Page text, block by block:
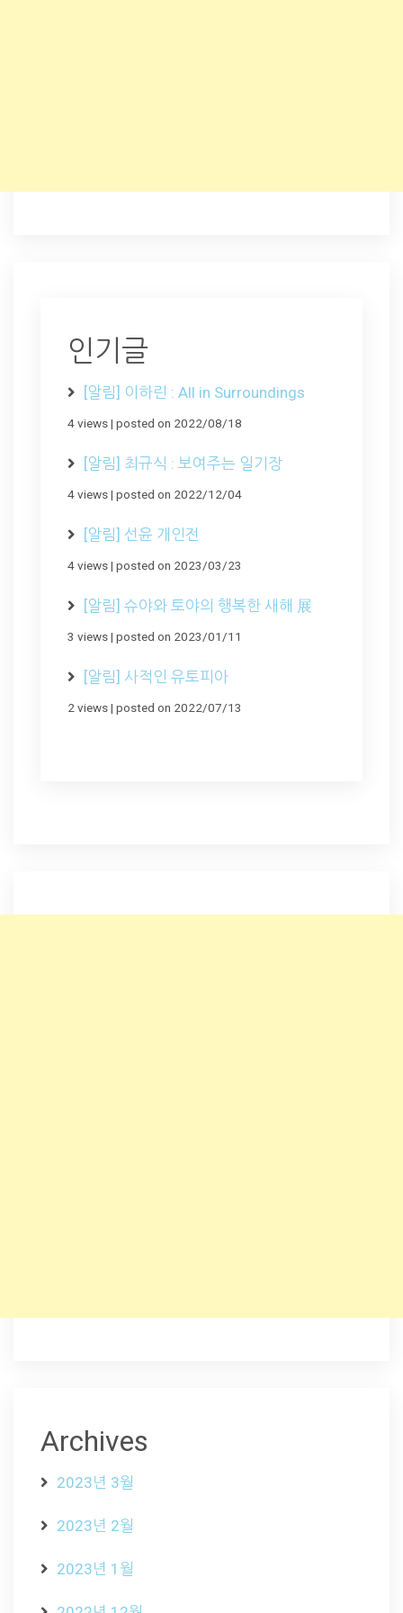
인기글
[알림] 이하린 : All in Surroundings
4 views| posted on 2022/08/18
[알림] 최규식 : 보여주는 일기장
4 views| posted on 2022/12/04
[알림] 선윤 개인전
4 views| posted on 2023/03/23
[알림] 슈야와 토야의 행복한 새해 展
3 views| posted on 2023/01/11
[알림] 사적인 유토피아
2 views| posted on 2022/07/13
Archives
2023년 3월
2023년 2월
2023년 1월